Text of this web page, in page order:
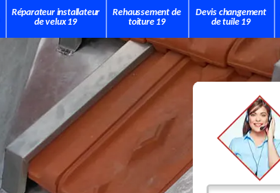
Réparateur installateur
de velux 19
Rehaussement de
toiture 19
Devis changement
de tuile 19